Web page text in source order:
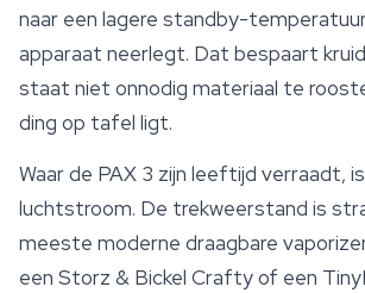
naar een lagere standby-
apparaat neerlegt. Dat bespaart
staat niet onnodig materiaal te
ding op tafel ligt.
Waar de PAX 3 zijn leeftijd verraadt,
luchtstroom. De trekweerstand is
meeste moderne draagbare
een Storz & Bickel Crafty of een